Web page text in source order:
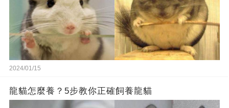
2024/01/15
龍貓怎麼養？5步教你正確飼養龍貓